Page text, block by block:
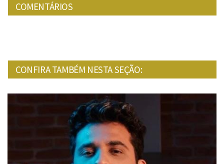
COMENTÁRIOS
CONFIRA TAMBÉM NESTA SEÇÃO: